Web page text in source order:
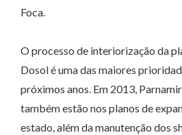
Foca.
O processo de interiorização da
Dosol é uma das maiores
próximos anos. Em 2013,
também estão nos planos de
estado, além da manutenção dos